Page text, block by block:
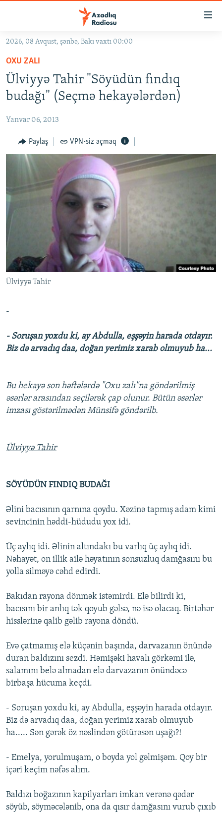
Əsas
qayıt
Əsas
naviqasiyaya
qayıt
#İZAHLA
KORRUPSIOMETR
#ƏSLINDƏ
FƏRQƏ BAX
QANUNI DOĞRU
ARAŞDIRMA
MULTIMEDIA
İNFOQRAFIKA
RADIO ARXIV
AZƏRBAYCAN ƏDƏBIYYATI KITABXANASI
İSLAM VƏ DEMOKRATIYA
İZ - MƏDƏNIYYƏT PROQRAMI
HAQQIMIZDA
PEŞƏ ETIKASI VƏ JURNALISTIKA STANDARTLARIMIZ
MATERIALLARIMIZDAN ISTIFADƏ
AZADLIQRADIOSU MOBIL TELEFONUNUZDA
RFE/RL-in bütün saytları
2026, 08 Avqust, şənbə, Bakı vaxtı 00:00
OXU ZALI
Ülviyyə Tahir "Söyüdün fındıq
budağı" (Seçmə hekayələrdən)
Yanvar 06, 2013
Paylaş VPN-siz açmaq
Ülviyyə Tahir
-
- Soruşan yoxdu ki, ay Abdulla, eşşəyin harada otdayır.
Biz də arvadıq daa, doğan yerimiz xarab olmuyub ha...
Bu hekayə son həftələrdə "Oxu zalı"na göndərilmiş
əsərlər arasından seçilərək çap olunur. Bütün əsərlər
imzası göstərilmədən Münsifə göndərilb.
Ülviyyə Tahir
SÖYÜDÜN FINDIQ BUDAĞI
Əlini bacısının qarnına qoydu. Xəzinə tapmış adam kimi
sevincinin həddi-hüdudu yox idi.
Üç aylıq idi. Əlinin altındakı bu varlıq üç aylıq idi.
Nəhayət, on illik ailə həyatının sonsuzluq damğasını bu
yolla silməyə cəhd edirdi.
Bakıdan rayona dönmək istəmirdi. Elə bilirdi ki,
bacısını bir anlıq tək qoyub gəlsə, nə isə olacaq. Birtəhər
hisslərinə qalib gəlib rayona döndü.
Evə çatmamış elə küçənin başında, darvazanın önündə
duran baldızını sezdi. Həmişəki havalı görkəmi ilə,
salamını belə almadan elə darvazanın önündəcə
birbaşa hücuma keçdi.
- Soruşan yoxdu ki, ay Abdulla, eşşəyin harada otdayır.
Biz də arvadıq daa, doğan yerimiz xarab olmuyub
ha..... Sən gərək öz nəslindən götürəsən uşağı?!
- Emelya, yorulmuşam, o boyda yol gəlmişəm. Qoy bir
içəri keçim nəfəs alım.
Baldızı boğazının kapilyarları imkan verənə qədər
söyüb, söyməcələnib, ona da qısır damğasını vurub çıxıb